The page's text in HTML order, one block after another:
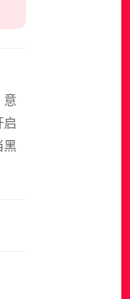
意
启
黑